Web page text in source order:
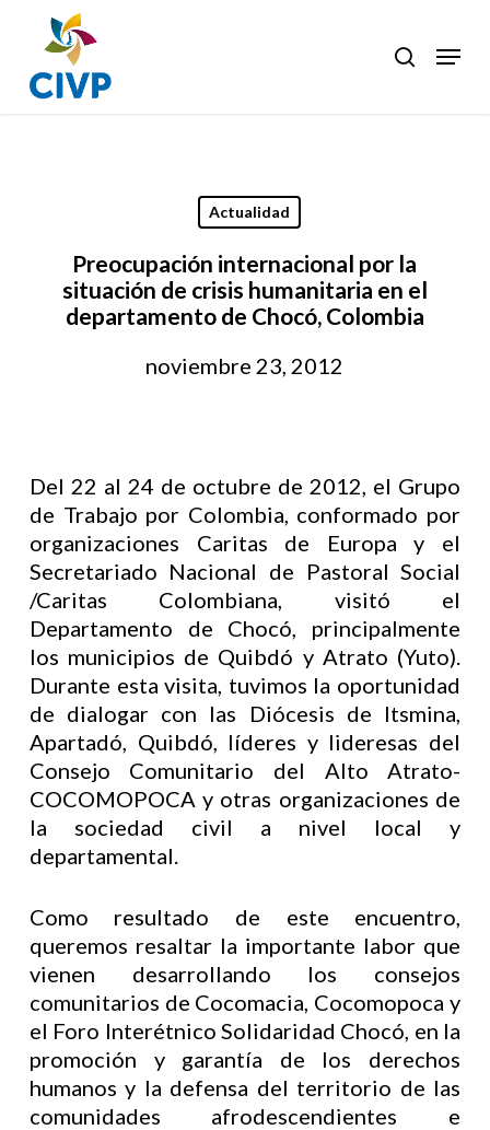
main
content
search
Menu
Actualidad
Preocupación internacional por la
situación de crisis humanitaria en el
departamento de Chocó, Colombia
noviembre 23, 2012
Del 22 al 24 de octubre de 2012, el Grupo
de Trabajo por Colombia, conformado por
organizaciones Caritas de Europa y el
Secretariado Nacional de Pastoral Social
/Caritas Colombiana, visitó el
Departamento de Chocó, principalmente
los municipios de Quibdó y Atrato (Yuto).
Durante esta visita, tuvimos la oportunidad
de dialogar con las Diócesis de Itsmina,
Apartadó, Quibdó, líderes y lideresas del
Consejo Comunitario del Alto Atrato-
COCOMOPOCA y otras organizaciones de
la sociedad civil a nivel local y
departamental.
Como resultado de este encuentro,
queremos resaltar la importante labor que
vienen desarrollando los consejos
comunitarios de Cocomacia, Cocomopoca y
el Foro Interétnico Solidaridad Chocó, en la
promoción y garantía de los derechos
humanos y la defensa del territorio de las
comunidades afrodescendientes e
Close